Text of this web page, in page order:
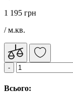
1 195 грн
/ м.кв.
Всього: